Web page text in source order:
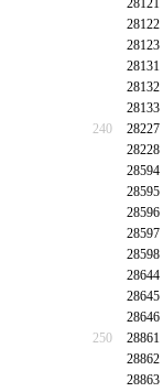
28121
28122
28123
28131
28132
28133
240
28227
28228
28594
28595
28596
28597
28598
28644
28645
28646
250
28861
28862
28863